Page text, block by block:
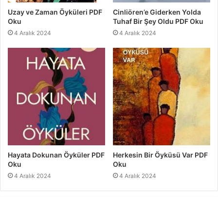
Uzay ve Zaman Öyküleri PDF
Oku
4 Aralık 2024
Cinliören’e Giderken Yolda
Tuhaf Bir Şey Oldu PDF Oku
4 Aralık 2024
Hayata Dokunan Öyküler PDF
Oku
4 Aralık 2024
Herkesin Bir Öyküsü Var PDF
Oku
4 Aralık 2024